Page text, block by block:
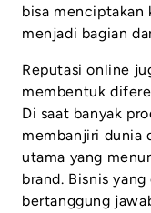
bisa menciptakan
menjadi bagian
Reputasi online
membentuk
Di saat banyak
membanjiri dunia
utama yang
brand. Bisnis
bertanggung